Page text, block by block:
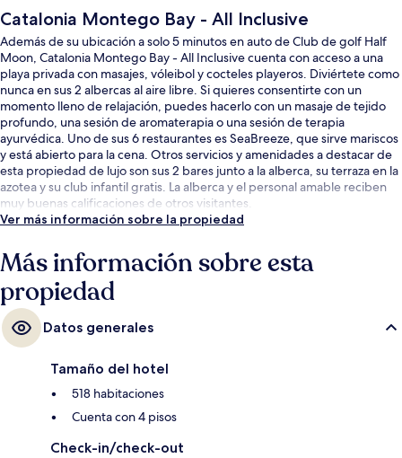
Catalonia Montego Bay - All Inclusive
Además de su ubicación a solo 5 minutos en auto de Club de golf Half
Moon, Catalonia Montego Bay - All Inclusive cuenta con acceso a una
playa privada con masajes, vóleibol y cocteles playeros. Diviértete como
nunca en sus 2 albercas al aire libre. Si quieres consentirte con un
momento lleno de relajación, puedes hacerlo con un masaje de tejido
profundo, una sesión de aromaterapia o una sesión de terapia
ayurvédica. Uno de sus 6 restaurantes es SeaBreeze, que sirve mariscos
y está abierto para la cena. Otros servicios y amenidades a destacar de
esta propiedad de lujo son sus 2 bares junto a la alberca, su terraza en la
azotea y su club infantil gratis. La alberca y el personal amable reciben
muy buenas calificaciones de otros visitantes.
Ver más información sobre la propiedad
Más información sobre esta
propiedad
Datos generales
Tamaño del hotel
518 habitaciones
Cuenta con 4 pisos
Check-in/check-out